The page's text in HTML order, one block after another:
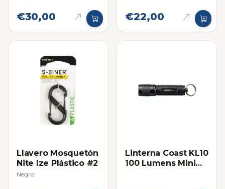
€30,00 €22,00
Llavero Mosquetón
Nite Ize Plástico #2
Negro
Linterna Coast KL10
100 Lumens Mini